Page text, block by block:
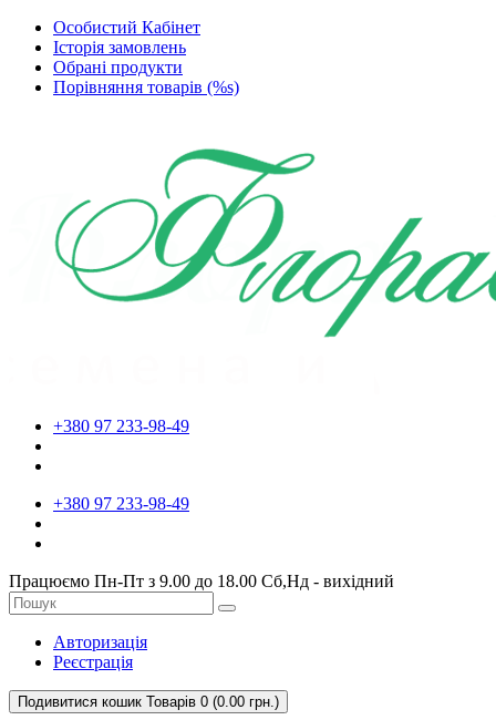
Особистий Кабінет
Історія замовлень
Обрані продукти
Порівняння товарів (%s)
+380 97 233-98-49
+380 97 233-98-49
Працюємо Пн-Пт з 9.00 до 18.00 Сб,Нд - вихідний
Авторизація
Реєстрація
Подивитися кошик Товарів 0 (0.00 грн.)